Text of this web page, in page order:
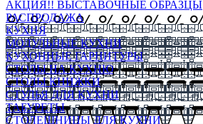
АКЦИЯ!! ВЫСТАВОЧНЫЕ ОБРАЗЦЫ
РАСПРОДАЖА
КУХНЯ
МОДУЛЬНЫЕ КУХНИ
КУХОННЫЕ ГАРНИТУРЫ
СТОЛЫ НА КУХНЮ
СТОЛЫ КНИЖКИ
СТУЛЬЯ ДЛЯ КУХНИ
ТАБУРЕТЫ
СТОЛЕШНИЦЫ ДЛЯ КУХНИ